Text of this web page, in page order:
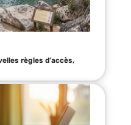
règles d’accès,